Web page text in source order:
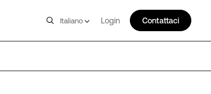
Italiano Login Contattaci